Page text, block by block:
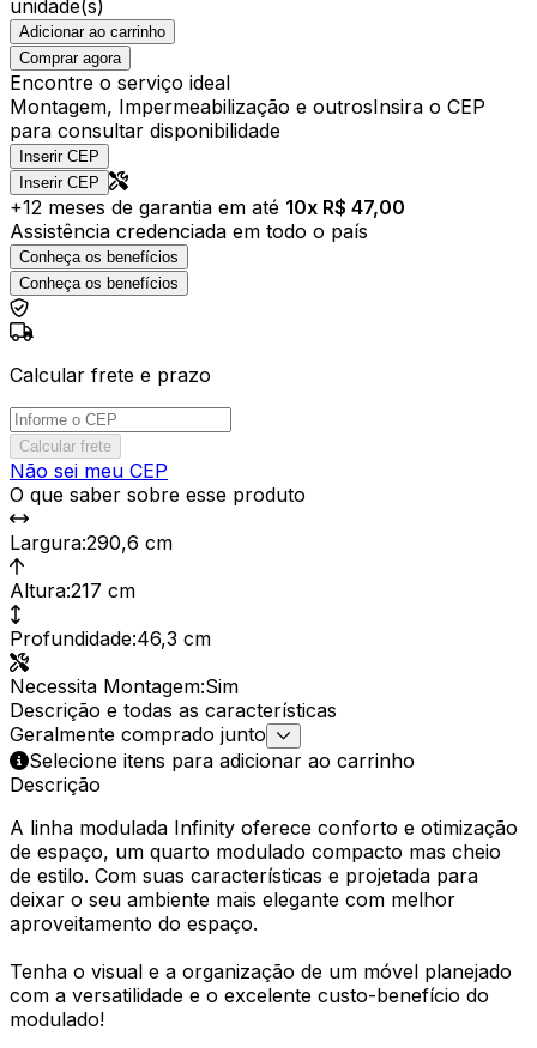
unidade(s)
Adicionar ao carrinho
Comprar agora
Encontre o serviço ideal
Montagem, Impermeabilização e outrosInsira o CEP
para consultar disponibilidade
Inserir CEP
Inserir CEP
+12 meses de garantia em até 10x R$ 47,00
Assistência credenciada em todo o país
Conheça os benefícios
Conheça os benefícios
Calcular frete e prazo
Calcular frete
Não sei meu CEP
O que saber sobre esse produto
Largura:290,6 cm
Altura:217 cm
Profundidade:46,3 cm
Necessita Montagem:Sim
Descrição e todas as características
Geralmente comprado junto
Selecione itens para adicionar ao carrinho
Descrição
A linha modulada Infinity oferece conforto e otimização
de espaço, um quarto modulado compacto mas cheio
de estilo. Com suas características e projetada para
deixar o seu ambiente mais elegante com melhor
aproveitamento do espaço.
Tenha o visual e a organização de um móvel planejado
com a versatilidade e o excelente custo-benefício do
modulado!